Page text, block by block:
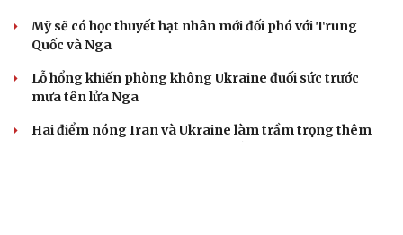
Mỹ sẽ có học thuyết hạt nhân mới đối phó với Trung
Quốc và Nga
Lỗ hổng khiến phòng không Ukraine đuối sức trước
mưa tên lửa Nga
Hai điểm nóng Iran và Ukraine làm trầm trọng thêm